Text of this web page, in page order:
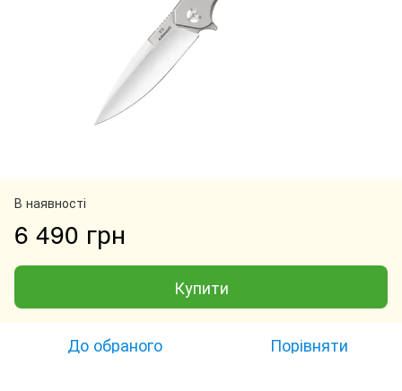
В наявності
6 490 грн
Купити
До обраного Порівняти